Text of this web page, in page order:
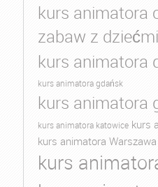
kurs animatora
zabaw z dziećmi
kurs animatora
kurs animatora gdańsk
kurs animatora
kurs animatora katowice kurs
kurs animatora Warszawa
kurs